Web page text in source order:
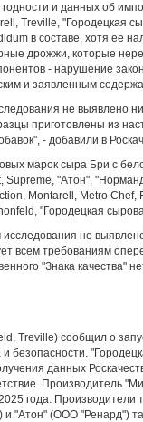
и данных об
Treville, "Городецкая
в составе, хотя ее
дрожжи, которые
- нарушение
и заявленным
не выявлено
приготовлены из
- добавили в
марок сыра Бри с
Supreme, "Атон",
Montarell, Metro Chef,
"Городецкая
не
всем требованиям
"Знака качества"
Treville) сообщил о
безопасности.
данных
Производитель
года.
"Атон" (ООО "Ренард")